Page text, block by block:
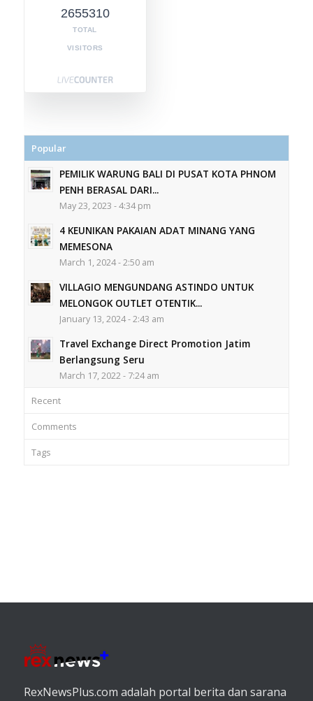
2655310
TOTAL
VISITORS
Popular
PEMILIK WARUNG BALI DI PUSAT KOTA PHNOM
PENH BERASAL DARI...
May 23, 2023 - 4:34 pm
4 KEUNIKAN PAKAIAN ADAT MINANG YANG
MEMESONA
March 1, 2024 - 2:50 am
VILLAGIO MENGUNDANG ASTINDO UNTUK
MELONGOK OUTLET OTENTIK...
January 13, 2024 - 2:43 am
Travel Exchange Direct Promotion Jatim
Berlangsung Seru
March 17, 2022 - 7:24 am
Recent
Comments
Tags
RexNewsPlus.com adalah portal berita dan sarana